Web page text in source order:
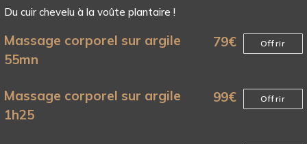
Du cuir chevelu à la voûte plantaire !
Massage corporel sur argile
55mn
79€ Offrir
Massage corporel sur argile
1h25
99€ Offrir